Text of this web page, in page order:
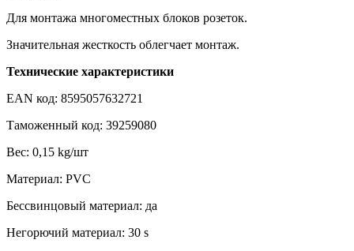
Для монтажа многоместных блоков розеток.
Значительная жесткость облегчает монтаж.
Технические характеристики
EAN код: 8595057632721
Таможенный код: 39259080
Вес: 0,15 kg/шт
Материал: PVC
Бессвинцовый материал: да
Негорючий материал: 30 s